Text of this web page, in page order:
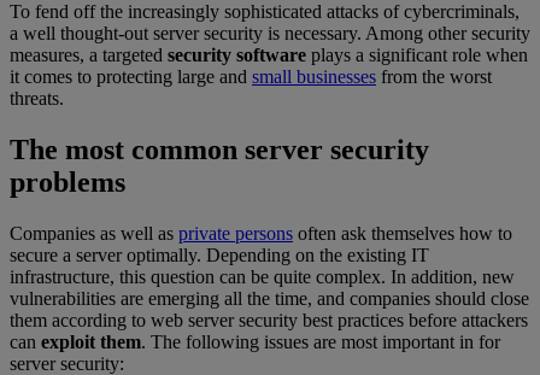
To fend off the increasingly sophisticated attacks of cybercriminals,
a well thought-out server security is necessary. Among other security
measures, a targeted security software plays a significant role when
it comes to protecting large and small businesses from the worst
threats.
The most common server security
problems
Companies as well as private persons often ask themselves how to
secure a server optimally. Depending on the existing IT
infrastructure, this question can be quite complex. In addition, new
vulnerabilities are emerging all the time, and companies should close
them according to web server security best practices before attackers
can exploit them. The following issues are most important in for
server security: